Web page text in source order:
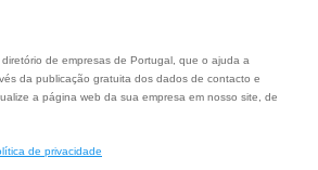
de empresas de Portugal, que o ajuda a
da publicação gratuita dos dados de contacto e
a página web da sua empresa em nosso site, de
de privacidade